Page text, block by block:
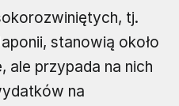
tj.
stanowią około
ale przypada na nich
na